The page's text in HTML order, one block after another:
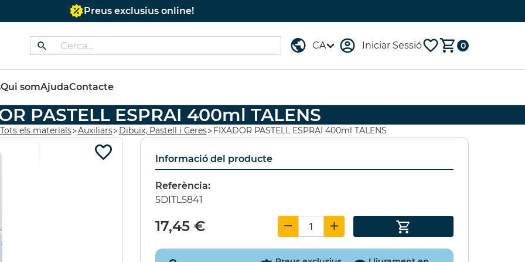
Preus exclusius online!
OPACS
BASTIDOR RODÓ AMB
TELA 40 cms.
(10%)
ESTOIG 96
PROMARKER
295,00 € (15%)
GESSO
LEFRANC&BOURGEOIS
16,60 € (20%)
Iniciar Sessió 0
Qui somAjudaContacte
PASTELL ESPRAI 400ml TALENS
Tots els materials Auxiliars Dibuix, Pastell i Ceres FIXADOR PASTELL ESPRAI 400ml TALENS
Informació del producte
Referència:
5DITL5841
17,45 €